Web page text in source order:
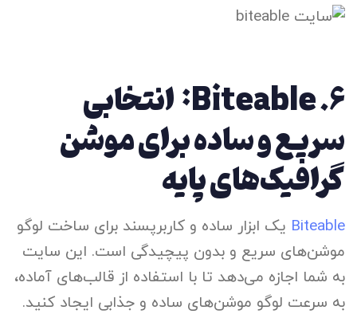
۶. Biteable: انتخابی
سریع و ساده برای موشن
گرافیک‌های پایه
Biteable یک ابزار ساده و کاربرپسند برای ساخت لوگو
موشن‌های سریع و بدون پیچیدگی است. این سایت
به شما اجازه می‌دهد تا با استفاده از قالب‌های آماده،
به سرعت لوگو موشن‌های ساده و جذابی ایجاد کنید.